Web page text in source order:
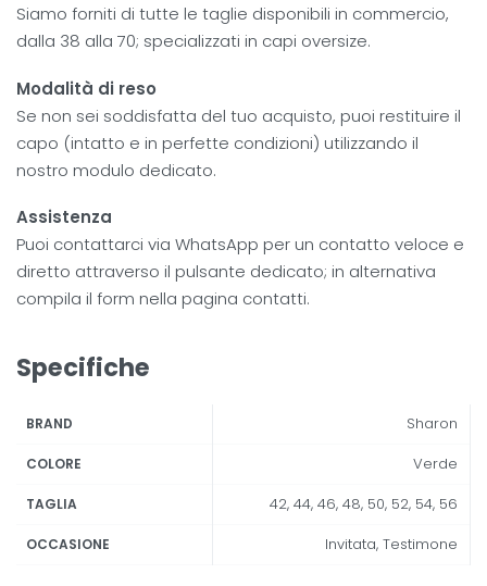
Siamo forniti di tutte le taglie disponibili in commercio,
dalla 38 alla 70; specializzati in capi oversize.
Modalità di reso
Se non sei soddisfatta del tuo acquisto, puoi restituire il
capo (intatto e in perfette condizioni) utilizzando il
nostro modulo dedicato.
Assistenza
Puoi contattarci via WhatsApp per un contatto veloce e
diretto attraverso il pulsante dedicato; in alternativa
compila il form nella pagina contatti.
Specifiche
BRAND Sharon
COLORE Verde
TAGLIA 42, 44, 46, 48, 50, 52, 54, 56
OCCASIONE Invitata, Testimone